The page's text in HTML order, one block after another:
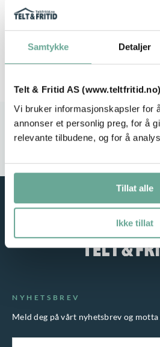
Samtykke Detaljer
Telt & Fritid AS
Vi bruker informasjonskapsler for
annonser et personlig preg, for å
relevante tilbudene, og for å
Tillat alle
Ikke tillat
Stort utvalg
NYHETSBREV
Meld deg på vårt nyhetsbrev og